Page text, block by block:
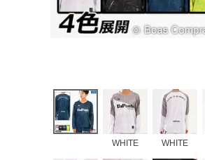
WHITE WHITE